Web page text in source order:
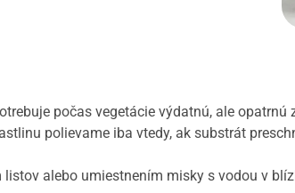
počas vegetácie výdatnú, ale
polievame iba vtedy, ak substrát
alebo umiestnením misky s vodou v